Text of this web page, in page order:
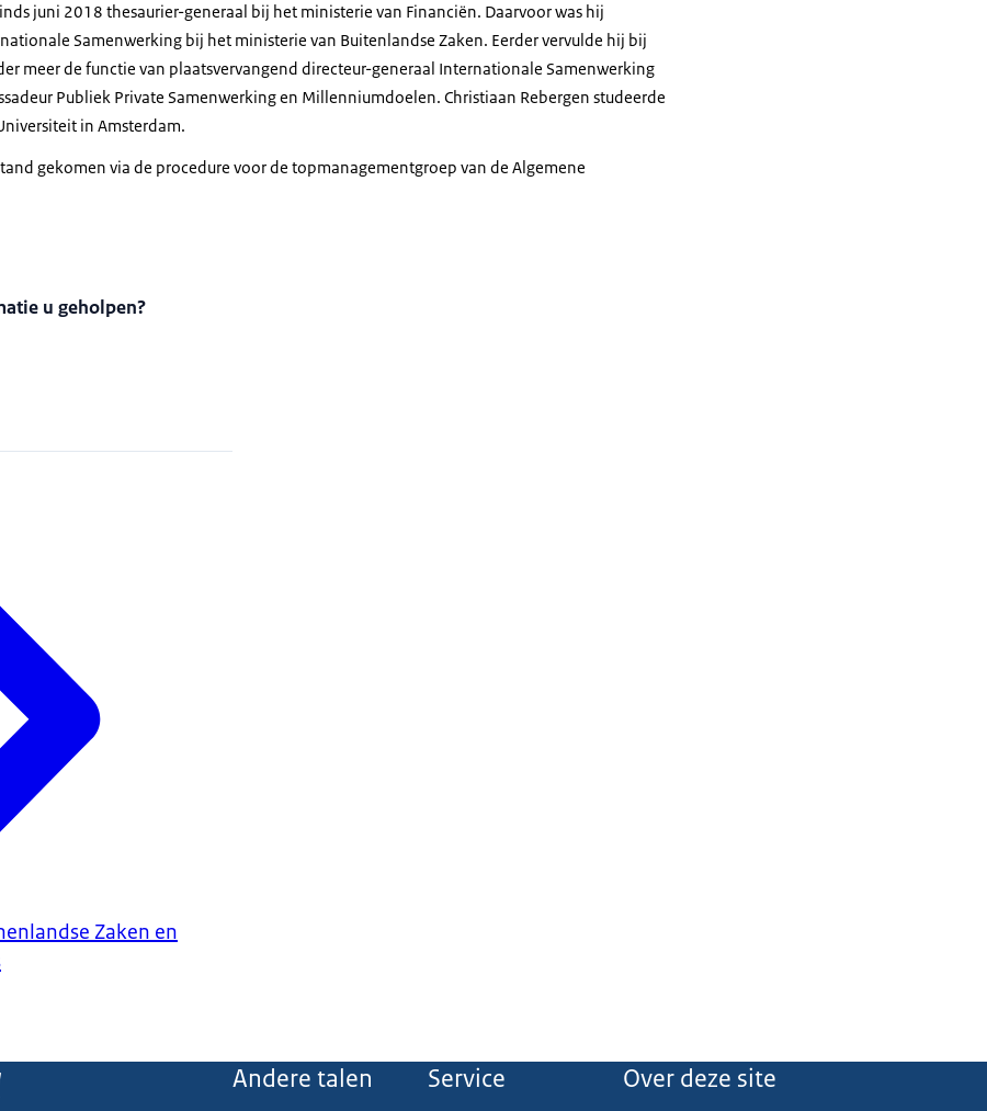
juni 2018 thesaurier-generaal bij het ministerie van Financiën. Daarvoor was hij
Samenwerking bij het ministerie van Buitenlandse Zaken. Eerder vervulde hij bij
meer de functie van plaatsvervangend directeur-generaal Internationale Samenwerking
Publiek Private Samenwerking en Millenniumdoelen. Christiaan Rebergen studeerde
in Amsterdam.
gekomen via de procedure voor de topmanagementgroep van de Algemene
u geholpen?
Zaken en
Andere talen Service Over deze site